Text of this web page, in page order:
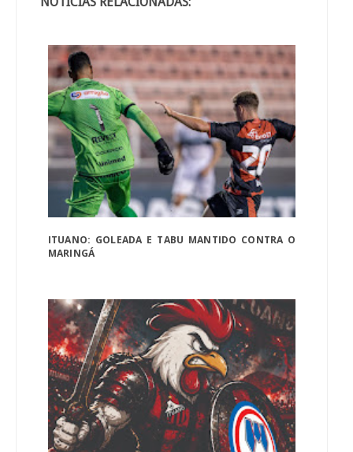
ITUANO: GOLEADA E TABU MANTIDO CONTRA O
MARINGÁ